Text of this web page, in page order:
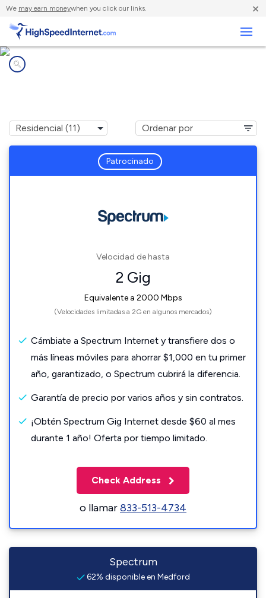
We may earn moneywhen you click our links. ×
Patrocinado
Velocidad de hasta
2 Gig
Equivalente a 2000 Mbps
(Velocidades limitadas a 2G en algunos mercados)
Cámbiate a Spectrum Internet y transfiere dos o
más líneas móviles para ahorrar $1,000 en tu primer
año, garantizado, o Spectrum cubrirá la diferencia.
Garantía de precio por varios años y sin contratos.
¡Obtén Spectrum Gig Internet desde $60 al mes
durante 1 año! Oferta por tiempo limitado.
Check Address
o llamar833-513-4734
Spectrum
62% disponible en Medford